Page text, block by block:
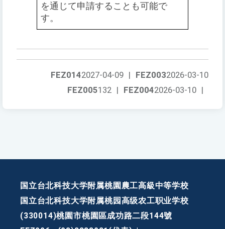
を通じて申請することも可能で
す。
FEZ0032026-03-10
FEZ0142027-04-09 |
FEZ0042026-03-10 |
FEZ005132 |
国立台北科技大学附属桃園農工高級中等学校
国立台北科技大学附属桃园高级农工职业学校
(330014)桃園市桃園區成功路二段144號